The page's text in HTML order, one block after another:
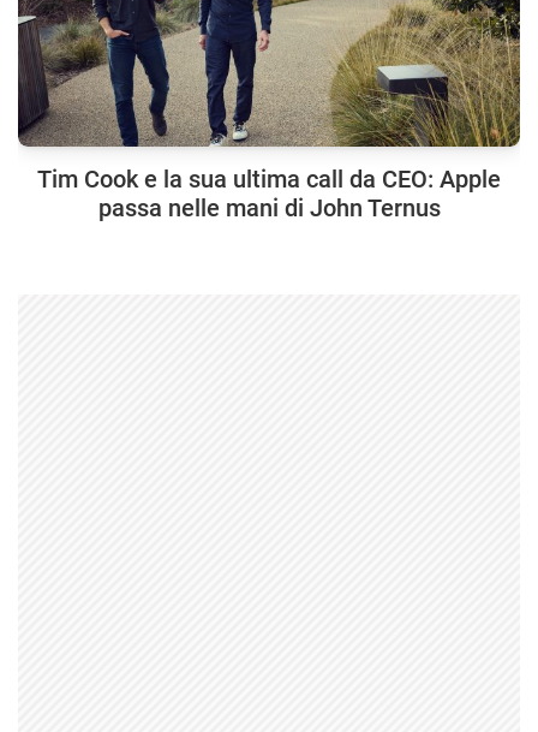
Tim Cook e la sua ultima call da CEO: Apple
passa nelle mani di John Ternus